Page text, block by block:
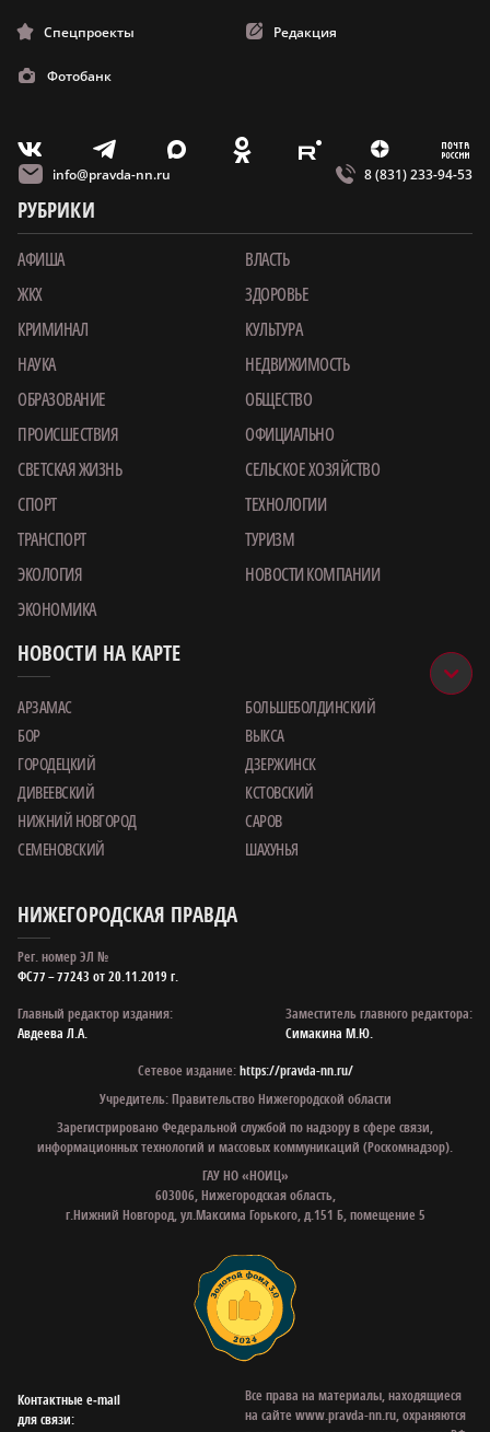
Спецпроекты Редакция
Фотобанк
V T X O E Z m
info@pravda-nn.ru 8 (831) 233-94-53
РУБРИКИ
АФИША
ВЛАСТЬ
ЖКХ
ЗДОРОВЬЕ
КРИМИНАЛ
КУЛЬТУРА
НАУКА
НЕДВИЖИМОСТЬ
ОБРАЗОВАНИЕ
ОБЩЕСТВО
ПРОИСШЕСТВИЯ
ОФИЦИАЛЬНО
СВЕТСКАЯ ЖИЗНЬ
СЕЛЬСКОЕ ХОЗЯЙСТВО
СПОРТ
ТЕХНОЛОГИИ
ТРАНСПОРТ
ТУРИЗМ
ЭКОЛОГИЯ
НОВОСТИ КОМПАНИИ
ЭКОНОМИКА
НОВОСТИ НА КАРТЕ
АРЗАМАС
БОЛЬШЕБОЛДИНСКИЙ
БОР
ВЫКСА
ГОРОДЕЦКИЙ
ДЗЕРЖИНСК
ДИВЕЕВСКИЙ
КСТОВСКИЙ
НИЖНИЙ НОВГОРОД
САРОВ
СЕМЕНОВСКИЙ
ШАХУНЬЯ
НИЖЕГОРОДСКАЯ ПРАВДА
Рег. номер ЭЛ №
ФС77 – 77243 от 20.11.2019 г.
Главный редактор издания:
Авдеева Л.А.
Заместитель главного редактора:
Симакина М.Ю.
Сетевое издание:https://pravda-nn.ru/
Учредитель: Правительство Нижегородской области
Зарегистрировано Федеральной службой по надзору в сфере связи,
информационных технологий и массовых коммуникаций (Роскомнадзор).
ГАУ НО «НОИЦ»
603006, Нижегородская область,
г.Нижний Новгород, ул.Максима Горького, д.151 Б, помещение 5
Контактные e‑mail
для связи:
Все права на материалы, находящиеся
на сайте www.pravda-nn.ru, охраняются